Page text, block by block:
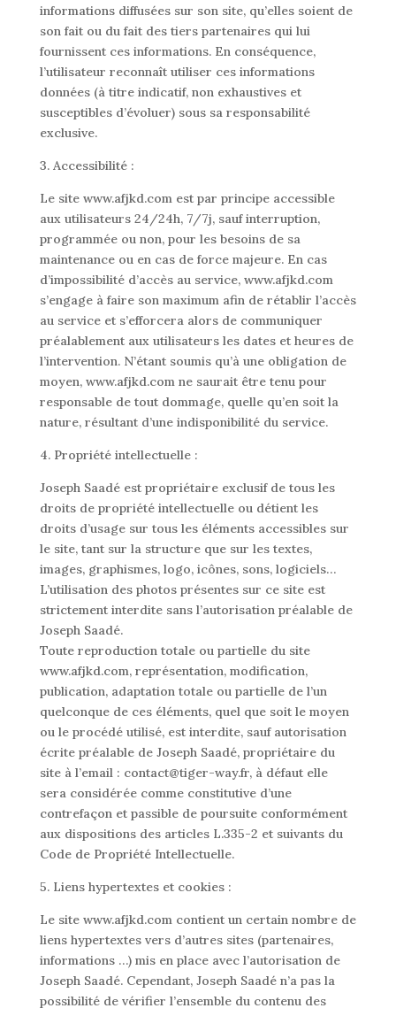
informations diffusées sur son site, qu’elles soient de
son fait ou du fait des tiers partenaires qui lui
fournissent ces informations. En conséquence,
l’utilisateur reconnaît utiliser ces informations
données (à titre indicatif, non exhaustives et
susceptibles d’évoluer) sous sa responsabilité
exclusive.
3. Accessibilité :
Le site www.afjkd.com est par principe accessible
aux utilisateurs 24/24h, 7/7j, sauf interruption,
programmée ou non, pour les besoins de sa
maintenance ou en cas de force majeure. En cas
d’impossibilité d’accès au service, www.afjkd.com
s’engage à faire son maximum afin de rétablir l’accès
au service et s’efforcera alors de communiquer
préalablement aux utilisateurs les dates et heures de
l’intervention. N’étant soumis qu’à une obligation de
moyen, www.afjkd.com ne saurait être tenu pour
responsable de tout dommage, quelle qu’en soit la
nature, résultant d’une indisponibilité du service.
4. Propriété intellectuelle :
Joseph Saadé est propriétaire exclusif de tous les
droits de propriété intellectuelle ou détient les
droits d’usage sur tous les éléments accessibles sur
le site, tant sur la structure que sur les textes,
images, graphismes, logo, icônes, sons, logiciels…
L’utilisation des photos présentes sur ce site est
strictement interdite sans l’autorisation préalable de
Joseph Saadé.
Toute reproduction totale ou partielle du site
www.afjkd.com, représentation, modification,
publication, adaptation totale ou partielle de l’un
quelconque de ces éléments, quel que soit le moyen
ou le procédé utilisé, est interdite, sauf autorisation
écrite préalable de Joseph Saadé, propriétaire du
site à l’email : contact@tiger-way.fr, à défaut elle
sera considérée comme constitutive d’une
contrefaçon et passible de poursuite conformément
aux dispositions des articles L.335-2 et suivants du
Code de Propriété Intellectuelle.
5. Liens hypertextes et cookies :
Le site www.afjkd.com contient un certain nombre de
liens hypertextes vers d’autres sites (partenaires,
informations …) mis en place avec l’autorisation de
Joseph Saadé. Cependant, Joseph Saadé n’a pas la
possibilité de vérifier l’ensemble du contenu des